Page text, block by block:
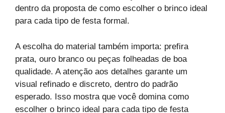
dentro da proposta de como escolher o brinco ideal
para cada tipo de festa formal.
A escolha do material também importa: prefira
prata, ouro branco ou peças folheadas de boa
qualidade. A atenção aos detalhes garante um
visual refinado e discreto, dentro do padrão
esperado. Isso mostra que você domina como
escolher o brinco ideal para cada tipo de festa